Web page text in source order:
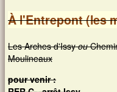
À l'Entrepont (les
Les Arches d'Issyou
Moulineaux
pour venir :